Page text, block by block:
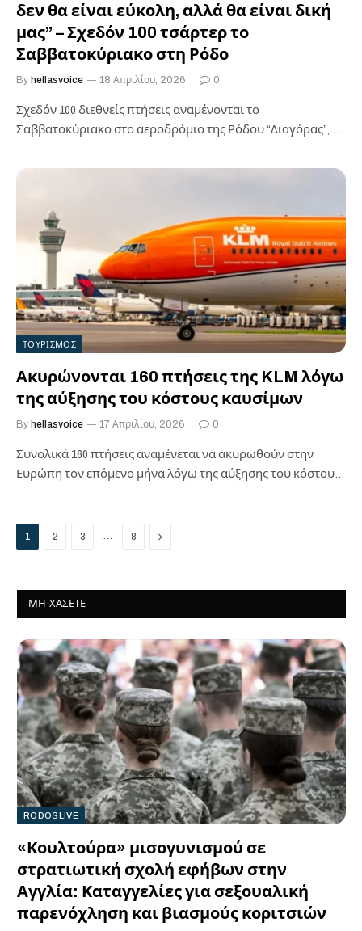
δεν θα είναι εύκολη, αλλά θα είναι δική
μας” – Σχεδόν 100 τσάρτερ το
Σαββατοκύριακο στη Ρόδο
By hellasvoice 18 Απριλίου, 2026 0
Σχεδόν 100 διεθνείς πτήσεις αναμένονται το
Σαββατοκύριακο στο αεροδρόμιο της Ρόδου “Διαγόρας”, με
ΤΟΥΡΙΣΜΟΣ
Ακυρώνονται 160 πτήσεις της KLM λόγω
της αύξησης του κόστους καυσίμων
By hellasvoice 17 Απριλίου, 2026 0
Συνολικά 160 πτήσεις αναμένεται να ακυρωθούν στην
Ευρώπη τον επόμενο μήνα λόγω της αύξησης του κόστους
1 2 3 … 8 Next
ΜΗ ΧΆΣΕΤΕ
RODOSLIVE
«Κουλτούρα» μισογυνισμού σε
στρατιωτική σχολή εφήβων στην
Αγγλία: Καταγγελίες για σεξουαλική
παρενόχληση και βιασμούς κοριτσιών